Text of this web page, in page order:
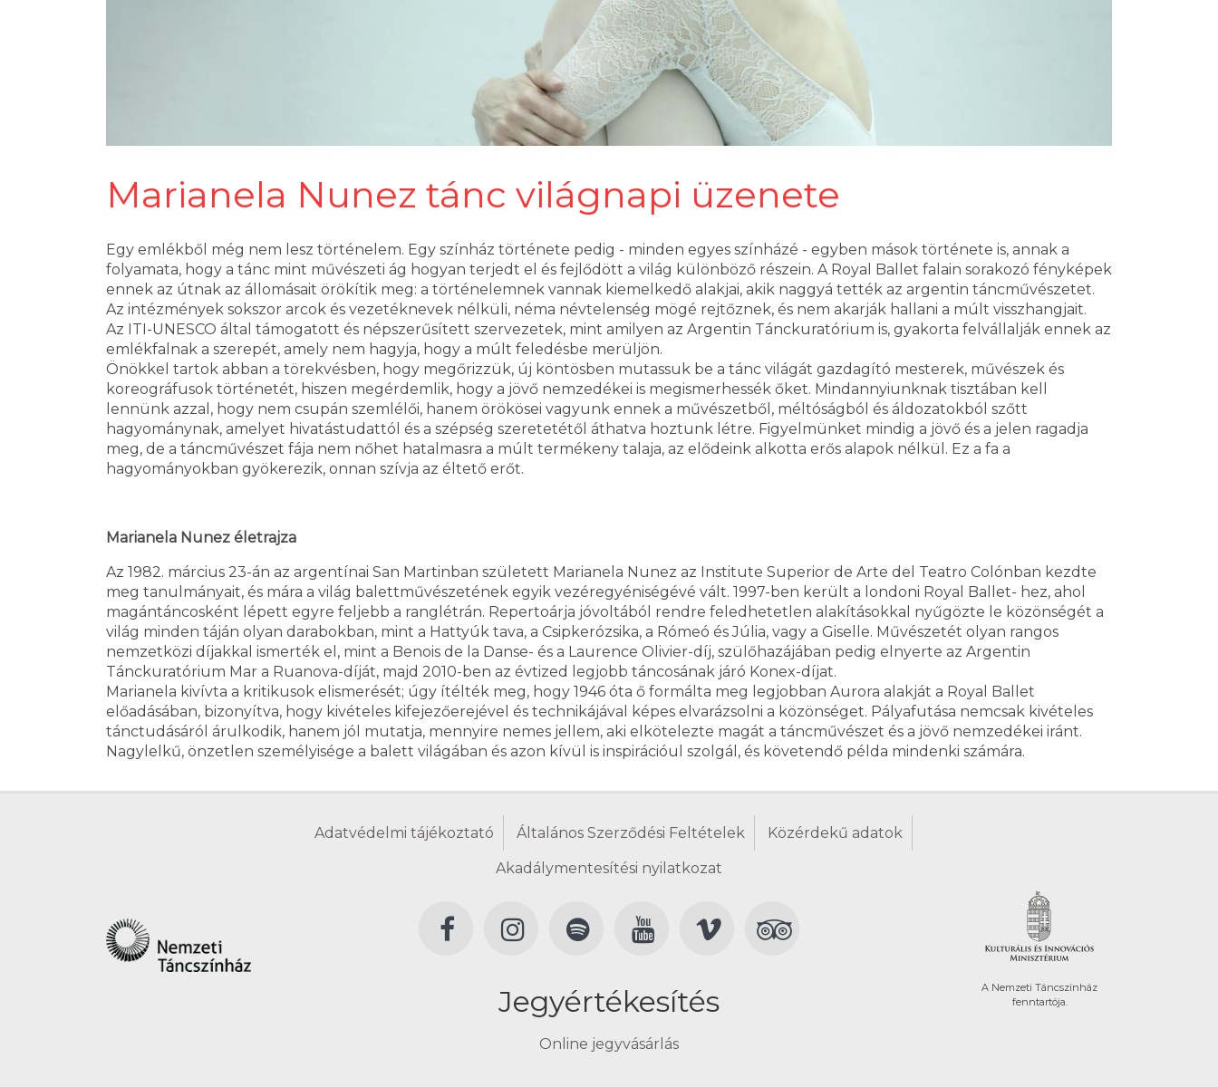
Marianela Nunez tánc világnapi üzenete
Egy emlékből még nem lesz történelem. Egy színház története pedig - minden egyes színházé - egyben mások története is, annak a
folyamata, hogy a tánc mint művészeti ág hogyan terjedt el és fejlődött a világ különböző részein. A Royal Ballet falain sorakozó fényképek
ennek az útnak az állomásait örökítik meg: a történelemnek vannak kiemelkedő alakjai, akik naggyá tették az argentin táncművészetet.
Az intézmények sokszor arcok és vezetéknevek nélküli, néma névtelenség mögé rejtőznek, és nem akarják hallani a múlt visszhangjait.
Az ITI-UNESCO által támogatott és népszerűsített szervezetek, mint amilyen az Argentin Tánckuratórium is, gyakorta felvállalják ennek az
emlékfalnak a szerepét, amely nem hagyja, hogy a múlt feledésbe merüljön.
Önökkel tartok abban a törekvésben, hogy megőrizzük, új köntösben mutassuk be a tánc világát gazdagító mesterek, művészek és
koreográfusok történetét, hiszen megérdemlik, hogy a jövő nemzedékei is megismerhessék őket. Mindannyiunknak tisztában kell
lennünk azzal, hogy nem csupán szemlélői, hanem örökösei vagyunk ennek a művészetből, méltóságból és áldozatokból szőtt
hagyománynak, amelyet hivatástudattól és a szépség szeretetétől áthatva hoztunk létre. Figyelmünket mindig a jövő és a jelen ragadja
meg, de a táncművészet fája nem nőhet hatalmasra a múlt termékeny talaja, az elődeink alkotta erős alapok nélkül. Ez a fa a
hagyományokban gyökerezik, onnan szívja az éltető erőt.
Marianela Nunez életrajza
Az 1982. március 23-án az argentínai San Martinban született Marianela Nunez az Institute Superior de Arte del Teatro Colónban kezdte
meg tanulmányait, és mára a világ balettművészetének egyik vezéregyéniségévé vált. 1997-ben került a londoni Royal Ballet- hez, ahol
magántáncosként lépett egyre feljebb a ranglétrán. Repertoárja jóvoltából rendre feledhetetlen alakításokkal nyűgözte le közönségét a
világ minden táján olyan darabokban, mint a Hattyúk tava, a Csipkerózsika, a Rómeó és Júlia, vagy a Giselle. Művészetét olyan rangos
nemzetközi díjakkal ismerték el, mint a Benois de la Danse- és a Laurence Olivier-díj, szülőhazájában pedig elnyerte az Argentin
Tánckuratórium Mar a Ruanova-díját, majd 2010-ben az évtized legjobb táncosának járó Konex-díjat.
Marianela kivívta a kritikusok elismerését; úgy ítélték meg, hogy 1946 óta ő formálta meg legjobban Aurora alakját a Royal Ballet
előadásában, bizonyítva, hogy kivételes kifejezőerejével és technikájával képes elvarázsolni a közönséget. Pályafutása nemcsak kivételes
tánctudásáról árulkodik, hanem jól mutatja, mennyire nemes jellem, aki elkötelezte magát a táncművészet és a jövő nemzedékei iránt.
Nagylelkű, önzetlen személyisége a balett világában és azon kívül is inspirációul szolgál, és követendő példa mindenki számára.
Adatvédelmi tájékoztató Általános Szerződési Feltételek Közérdekű adatok
Akadálymentesítési nyilatkozat
Jegyértékesítés
Online jegyvásárlás
A Nemzeti Táncszínház
fenntartója.